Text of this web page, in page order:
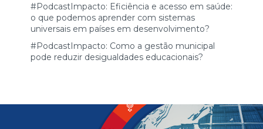
#PodcastImpacto: Eficiência e acesso em saúde:
o que podemos aprender com sistemas
universais em países em desenvolvimento?
#PodcastImpacto: Como a gestão municipal
pode reduzir desigualdades educacionais?